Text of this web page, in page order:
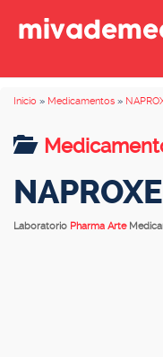
Inicio » Medicamentos »
Laboratorio Pharma Arte